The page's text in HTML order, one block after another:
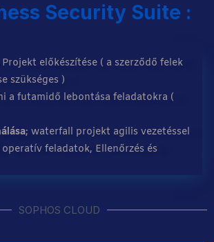
Security Suite :
Projekt előkészítése ( a szerződő felek
szükséges )
a futamidő lebontása feladatokra (
; waterfall projekt agilis vezetéssel
operatív feladatok, Ellenőrzés és
SOPHOS CLOUD